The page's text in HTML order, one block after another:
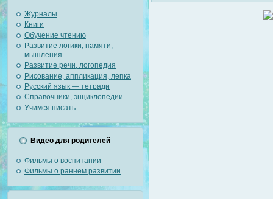
Журналы
Книги
Обучение чтению
Развитие логики, памяти,
мышления
Развитие речи, логопедия
Рисование, аппликация, лепка
Русский язык — тетради
Справочники, энциклопедии
Учимся писать
Видео для родителей
Фильмы о воспитании
Фильмы о раннем развитии